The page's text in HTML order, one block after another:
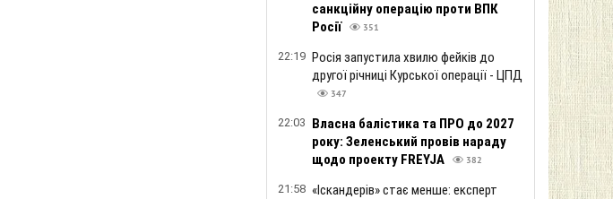
санкційну операцію проти ВПК
Росії
351
22:19 Росія запустила хвилю фейків до
другої річниці Курської операції - ЦПД
347
22:03 Власна балістика та ПРО до 2027
року: Зеленський провів нараду
щодо проекту FREYJA
382
21:58 «Іскандерів» стає менше: експерт